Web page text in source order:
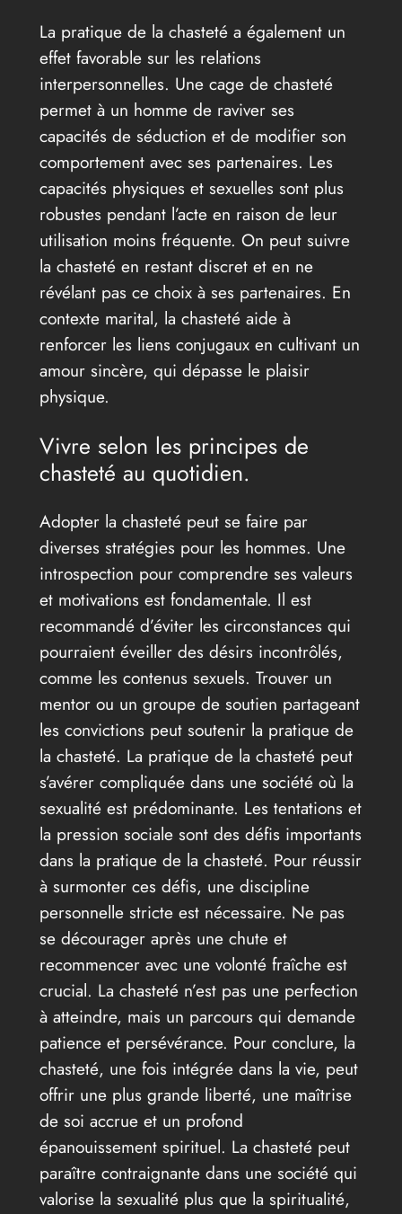
La pratique de la chasteté a également un
effet favorable sur les relations
interpersonnelles. Une cage de chasteté
permet à un homme de raviver ses
capacités de séduction et de modifier son
comportement avec ses partenaires. Les
capacités physiques et sexuelles sont plus
robustes pendant l’acte en raison de leur
utilisation moins fréquente. On peut suivre
la chasteté en restant discret et en ne
révélant pas ce choix à ses partenaires. En
contexte marital, la chasteté aide à
renforcer les liens conjugaux en cultivant un
amour sincère, qui dépasse le plaisir
physique.
Vivre selon les principes de
chasteté au quotidien.
Adopter la chasteté peut se faire par
diverses stratégies pour les hommes. Une
introspection pour comprendre ses valeurs
et motivations est fondamentale. Il est
recommandé d’éviter les circonstances qui
pourraient éveiller des désirs incontrôlés,
comme les contenus sexuels. Trouver un
mentor ou un groupe de soutien partageant
les convictions peut soutenir la pratique de
la chasteté. La pratique de la chasteté peut
s’avérer compliquée dans une société où la
sexualité est prédominante. Les tentations et
la pression sociale sont des défis importants
dans la pratique de la chasteté. Pour réussir
à surmonter ces défis, une discipline
personnelle stricte est nécessaire. Ne pas
se décourager après une chute et
recommencer avec une volonté fraîche est
crucial. La chasteté n’est pas une perfection
à atteindre, mais un parcours qui demande
patience et persévérance. Pour conclure, la
chasteté, une fois intégrée dans la vie, peut
offrir une plus grande liberté, une maîtrise
de soi accrue et un profond
épanouissement spirituel. La chasteté peut
paraître contraignante dans une société qui
valorise la sexualité plus que la spiritualité,